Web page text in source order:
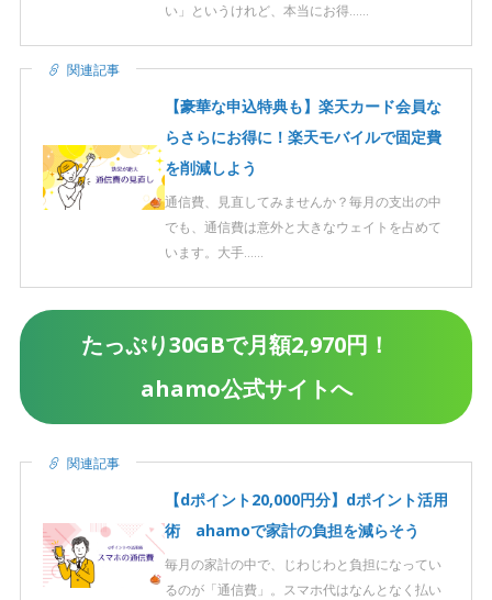
い」というけれど、本当にお得……
関連記事
【豪華な申込特典も】楽天カード会員な
らさらにお得に！楽天モバイルで固定費
を削減しよう
通信費、見直してみませんか？毎月の支出の中
でも、通信費は意外と大きなウェイトを占めて
います。大手……
たっぷり30GBで月額2,970円！
ahamo公式サイトへ
関連記事
【dポイント20,000円分】dポイント活用
術 ahamoで家計の負担を減らそう
毎月の家計の中で、じわじわと負担になってい
るのが「通信費」。スマホ代はなんとなく払い